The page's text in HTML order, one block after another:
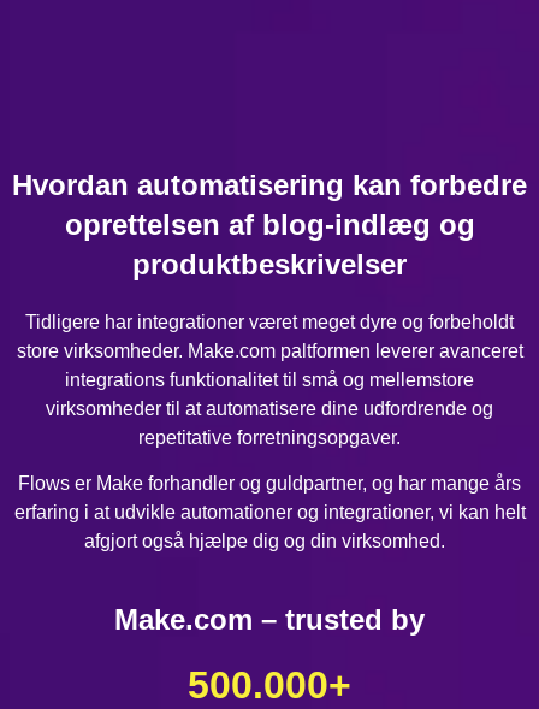
Hvordan automatisering kan forbedre
oprettelsen af blog-indlæg og
produktbeskrivelser
Tidligere har integrationer været meget dyre og forbeholdt
store virksomheder. Make.com paltformen leverer avanceret
integrations funktionalitet til små og mellemstore
virksomheder til at automatisere dine udfordrende og
repetitative forretningsopgaver.
Flows er Make forhandler og guldpartner, og har mange års
erfaring i at udvikle automationer og integrationer, vi kan helt
afgjort også hjælpe dig og din virksomhed.
Make.com – trusted by
500.000+